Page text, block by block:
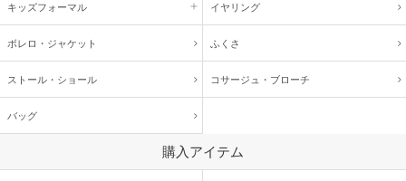
キッズフォーマル イヤリング
ボレロ・ジャケット ふくさ
ストール・ショール コサージュ・ ブローチ
バッグ
購入アイテム